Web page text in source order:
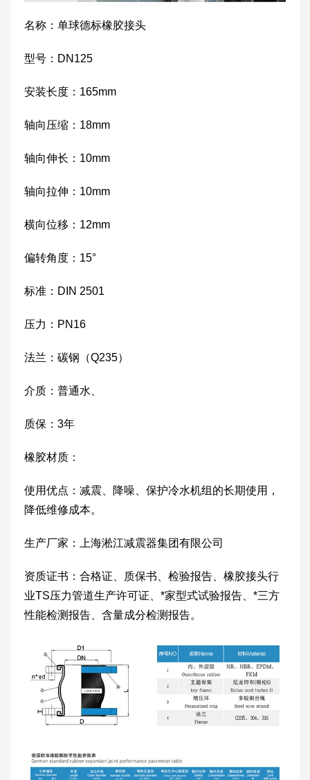
名称：单球德标橡胶接头
型号：DN125
安装长度：165mm
轴向压缩：18mm
轴向伸长：10mm
轴向拉伸：10mm
横向位移：12mm
偏转角度：15°
标准：DIN 2501
压力：PN16
法兰：碳钢（Q235）
介质：普通水、
质保：3年
橡胶材质：
使用优点：减震、降噪、保护冷水机组的长期使用，
降低维修成本。
生产厂家：上海淞江减震器集团有限公司
资质证书：合格证、质保书、检验报告、橡胶接头行
业TS压力管道生产许可证、*家型式试验报告、*三方
性能检测报告、含量成分检测报告。